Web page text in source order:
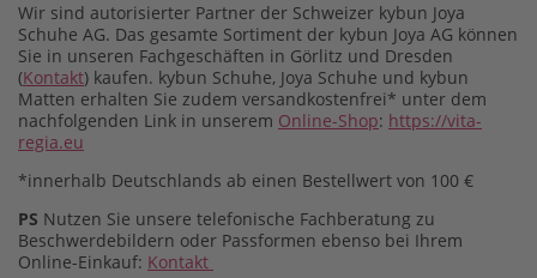
Wir sind autorisierter Partner der Schweizer kybun Joya
Schuhe AG. Das gesamte Sortiment der kybun Joya AG können
Sie in unseren Fachgeschäften in Görlitz und Dresden
(Kontakt) kaufen. kybun Schuhe, Joya Schuhe und kybun
Matten erhalten Sie zudem versandkostenfrei* unter dem
nachfolgenden Link in unserem Online-Shop: https://vita-
regia.eu
*innerhalb Deutschlands ab einen Bestellwert von 100 €
PS Nutzen Sie unsere telefonische Fachberatung zu
Beschwerdebildern oder Passformen ebenso bei Ihrem
Online-Einkauf: Kontakt